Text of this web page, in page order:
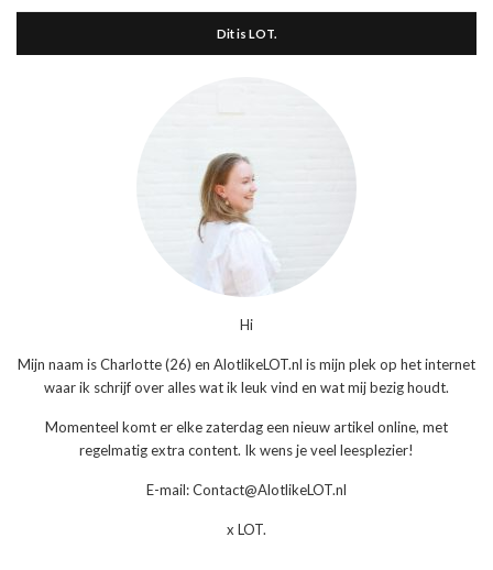
Dit is LOT.
Hi
Mijn naam is Charlotte (26) en AlotlikeLOT.nl is mijn plek op het internet
waar ik schrijf over alles wat ik leuk vind en wat mij bezig houdt.
Momenteel komt er elke zaterdag een nieuw artikel online, met
regelmatig extra content. Ik wens je veel leesplezier!
E-mail: Contact@AlotlikeLOT.nl
x LOT.